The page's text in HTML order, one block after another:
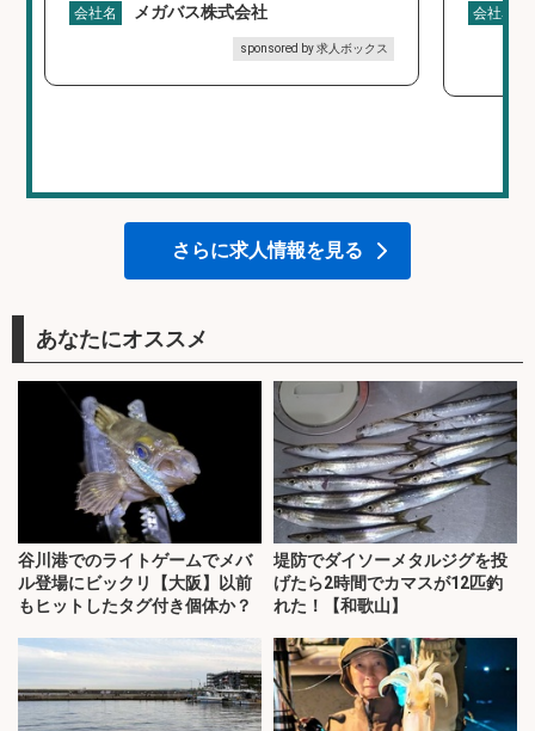
会社名 メガバス株式会社
sponsored by 求人ボックス
会社名
さらに求人情報を見る
あなたにオススメ
谷川港でのライトゲームでメバ
ル登場にビックリ【大阪】以前
もヒットしたタグ付き個体か？
堤防でダイソーメタルジグを投
げたら2時間でカマスが12匹釣
れた！【和歌山】